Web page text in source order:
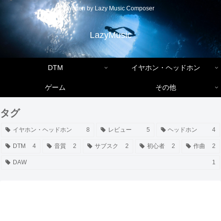
Written by Lazy Music Composer
LazyMusic
DTM イヤホン・ヘッドホン
ゲーム その他
タグ
イヤホン・ヘッドホン 8 レビュー 5 ヘッドホン 4
DTM 4 音質 2 サブスク 2 初心者 2 作曲 2
DAW 1